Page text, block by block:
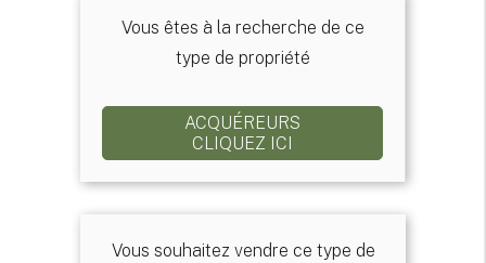
Vous êtes à la recherche de ce
type de propriété
ACQUÉREURS
CLIQUEZ ICI
Vous souhaitez vendre ce type de